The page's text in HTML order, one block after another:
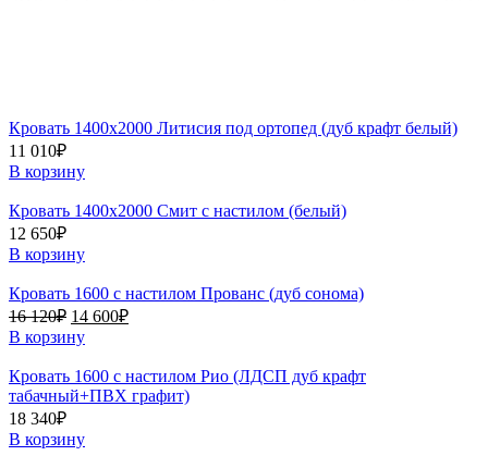
Кровать 1400х2000 Литисия под ортопед (дуб крафт белый)
11 010₽
В корзину
Кровать 1400х2000 Смит с настилом (белый)
12 650₽
В корзину
Кровать 1600 с настилом Прованс (дуб сонома)
16 120₽ Первоначальная
цена
составляла
16
120₽.
14 600₽Текущая
600₽.
В корзину
Кровать 1600 с настилом Рио (ЛДСП дуб крафт
табачный+ПВХ графит)
18 340₽
В корзину